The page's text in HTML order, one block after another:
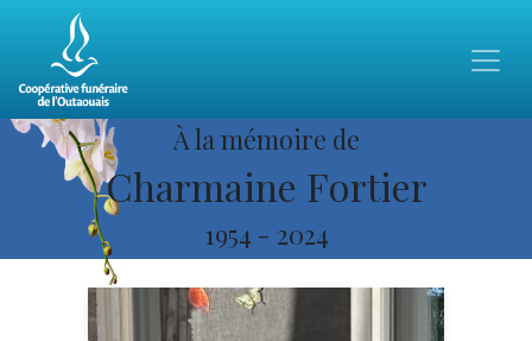
À la mémoire de
Charmaine Fortier
1954 - 2024